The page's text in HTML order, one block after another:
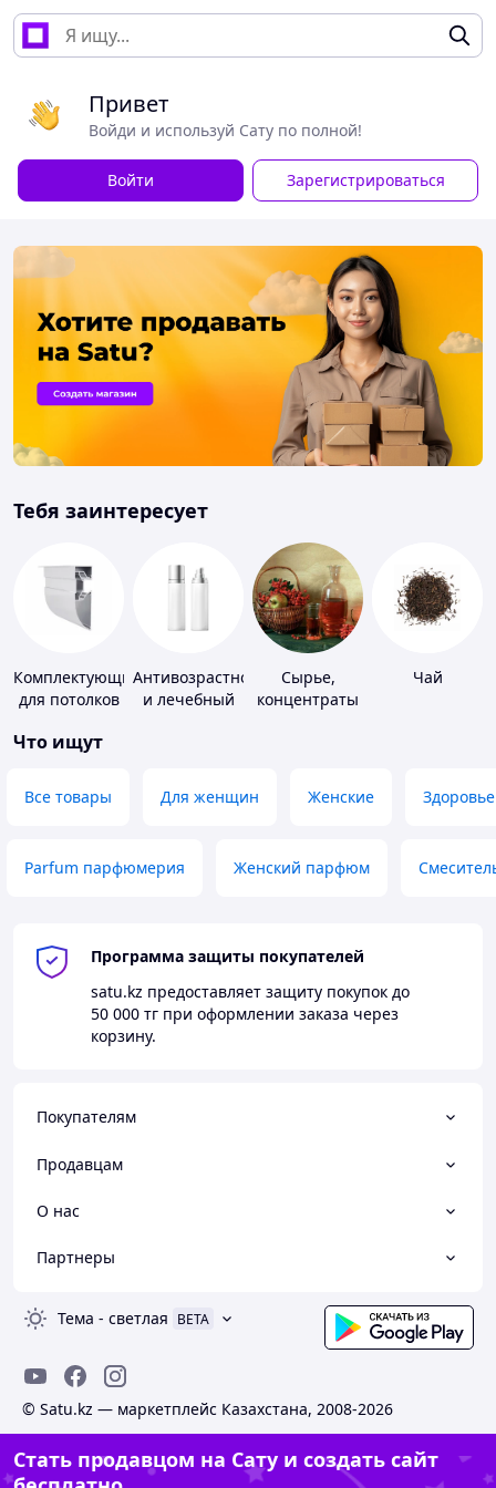
Привет
Войди и используй Сату по полной!
Войти Зарегистрироваться
Тебя заинтересует
Комплектующие
для потолков
Антивозрастной
и лечебный
Сырье,
концентраты
Чай
Что ищут
Все товары Для женщин Женские Здоровье
Parfum парфюмерия Женский парфюм
Программа защиты покупателей
satu.kz предоставляет защиту покупок до
50 000 тг при оформлении заказа через
корзину.
Покупателям
Продавцам
О нас
Партнеры
Тема - светлая BETA
© Satu.kz — маркетплейс Казахстана, 2008-2026
Стать продавцом на Сату и создать сайт